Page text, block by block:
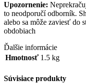
Upozornenie:
to neodporučí odborník.
alebo sa môže zaviesť do
obdobiach
Ďalšie informácie
Hmotnosť 1.5 kg
Súvisiace produkty